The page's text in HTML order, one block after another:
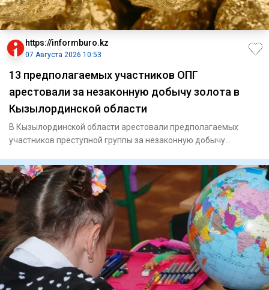
https://informburo.kz
07 Августа 2026 10:53
13 предполагаемых участников ОПГ
арестовали за незаконную добычу золота в
Кызылординской области
В Кызылординской области арестовали предполагаемых
участников преступной группы за незаконную добычу